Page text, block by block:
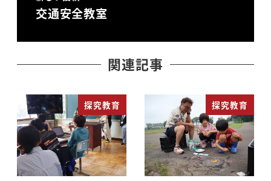
交通安全教室
関連記事
探究教育 探究教育